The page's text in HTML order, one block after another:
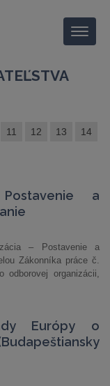
Menu
11 12 13 14
a
– Postavenie a
Zákonníka práce č.
odborovej organizácii,
Európy o